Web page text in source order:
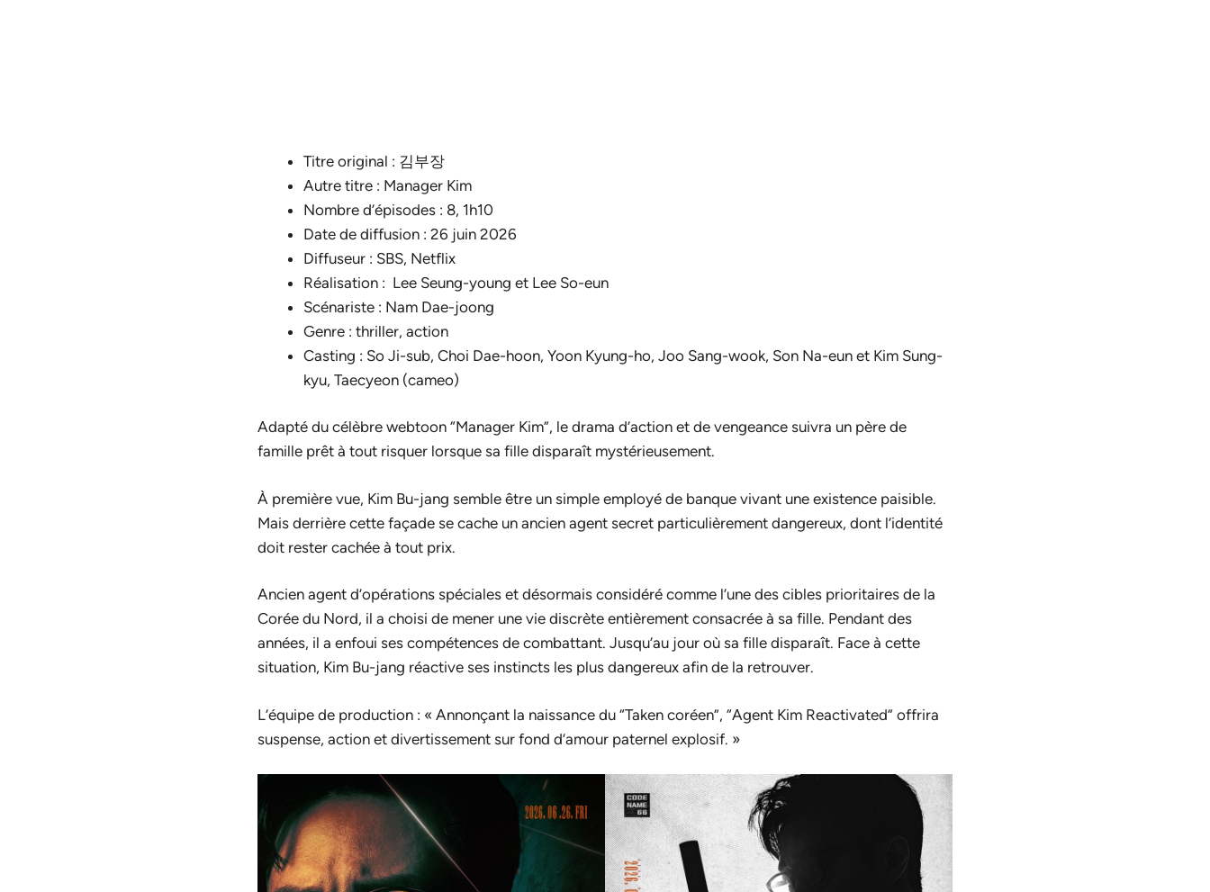
Titre original : 김부장
Autre titre : Manager Kim
Nombre d’épisodes : 8, 1h10
Date de diffusion : 26 juin 2026
Diffuseur : SBS, Netflix
Réalisation : Lee Seung-young et Lee So-eun
Scénariste : Nam Dae-joong
Genre : thriller, action
Casting : So Ji-sub, Choi Dae-hoon, Yoon Kyung-ho, Joo Sang-wook, Son Na-eun et Kim Sung-
kyu, Taecyeon (cameo)
Adapté du célèbre webtoon “Manager Kim”, le drama d’action et de vengeance suivra un père de
famille prêt à tout risquer lorsque sa fille disparaît mystérieusement.
À première vue, Kim Bu-jang semble être un simple employé de banque vivant une existence paisible.
Mais derrière cette façade se cache un ancien agent secret particulièrement dangereux, dont l’identité
doit rester cachée à tout prix.
Ancien agent d’opérations spéciales et désormais considéré comme l’une des cibles prioritaires de la
Corée du Nord, il a choisi de mener une vie discrète entièrement consacrée à sa fille. Pendant des
années, il a enfoui ses compétences de combattant. Jusqu’au jour où sa fille disparaît. Face à cette
situation, Kim Bu-jang réactive ses instincts les plus dangereux afin de la retrouver.
L’équipe de production : « Annonçant la naissance du “Taken coréen”, “Agent Kim Reactivated” offrira
suspense, action et divertissement sur fond d’amour paternel explosif. »